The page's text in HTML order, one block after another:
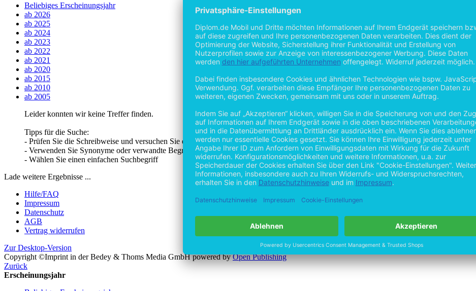
Beliebiges Erscheinungsjahr
ab 2026
ab 2025
ab 2024
ab 2023
ab 2022
ab 2021
ab 2020
ab 2015
ab 2010
ab 2005
Leider konnten wir keine Treffer finden.
Tipps für die Suche:
- Prüfen Sie die Schreibweise und versuchen Sie es erneut
- Verwenden Sie Synonyme oder verwandte Begriffe
- Wählen Sie einen einfachen Suchbegriff
Lade weitere Ergebnisse ...
Hilfe/FAQ
Impressum
Datenschutz
AGB
Vertrag widerrufen
Zur Desktop-Version
Copyright ©Imprint in der Bedey & Thoms Media GmbH powered byOpen Publishing
Zurück
Erscheinungsjahr